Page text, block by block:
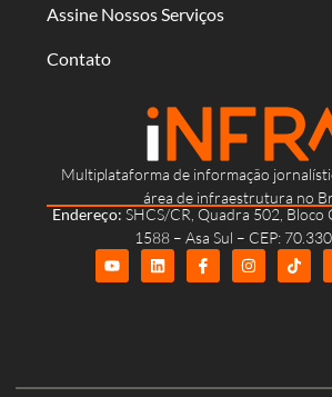
Multiplataforma de informação
área de infraestrutura no
Endereço: SHCS/CR, Quadra 502, Bloco
1588 – Asa Sul – CEP:
Assine Nossos Serviços
Contato